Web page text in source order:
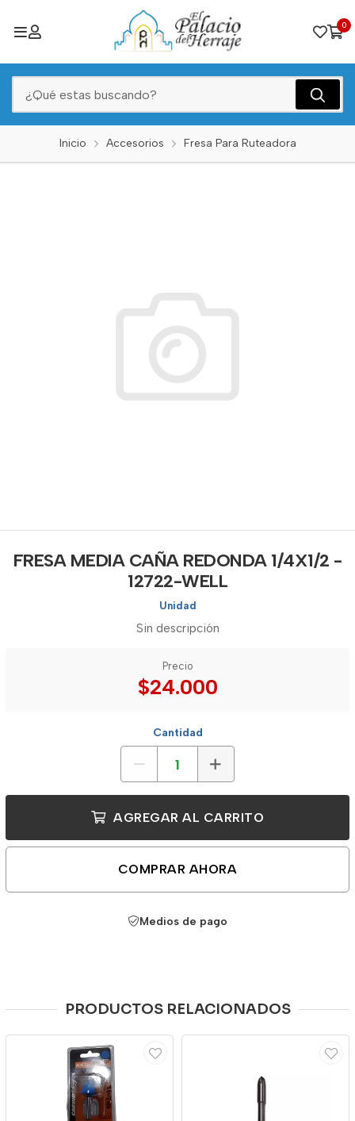
0
Inicio Accesorios Fresa Para Ruteadora
FRESA MEDIA CAÑA REDONDA 1/4X1/2 -
12722-WELL
Unidad
Sin descripción
Precio
$24.000
Cantidad
AGREGAR AL CARRITO
COMPRAR AHORA
Medios de pago
PRODUCTOS RELACIONADOS